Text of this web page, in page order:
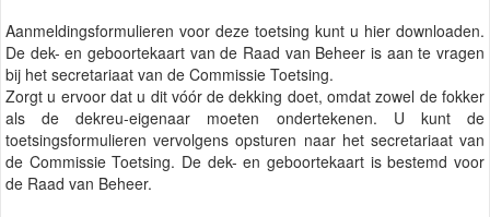
Aanmeldingsformulieren voor deze toetsing kunt u hier downloaden.
De dek- en geboortekaart van de Raad van Beheer is aan te vragen
bij het secretariaat van de Commissie Toetsing.
Zorgt u ervoor dat u dit vóór de dekking doet, omdat zowel de fokker
als de dekreu-eigenaar moeten ondertekenen. U kunt de
toetsingsformulieren vervolgens opsturen naar het secretariaat van
de Commissie Toetsing. De dek- en geboortekaart is bestemd voor
de Raad van Beheer.